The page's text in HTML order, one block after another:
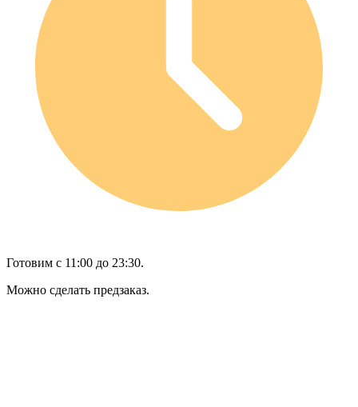
Готовим с 11:00 до 23:30.
Можно сделать предзаказ.